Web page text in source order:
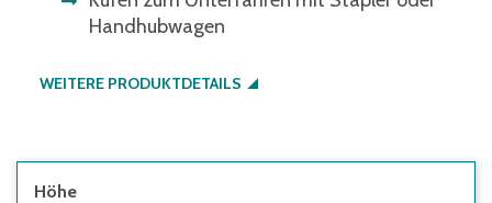
Handhubwagen
WEITERE PRODUKTDETAILS
Höhe